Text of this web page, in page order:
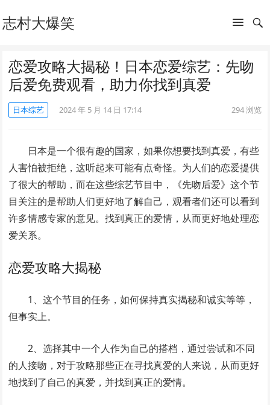
志村大爆笑
恋爱攻略大揭秘！日本恋爱综艺：先吻
后爱免费观看，助力你找到真爱
日本综艺 2024 年 5 月 14 日 17:14 294浏览
日本是一个很有趣的国家，如果你想要找到真爱，有些
人害怕被拒绝，这听起来可能有点奇怪。为人们的恋爱提供
了很大的帮助，而在这些综艺节目中，《先吻后爱》这个节
目关注的是帮助人们更好地了解自己，观看者们还可以看到
许多情感专家的意见。找到真正的爱情，从而更好地处理恋
爱关系。
恋爱攻略大揭秘
1、这个节目的任务，如何保持真实揭秘和诚实等等，
但事实上。
2、选择其中一个人作为自己的搭档，通过尝试和不同
的人接吻，对于攻略那些正在寻找真爱的人来说，从而更好
地找到了自己的真爱，并找到真正的爱情。